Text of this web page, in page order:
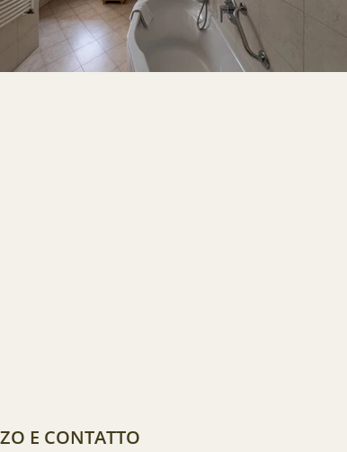
E CONTATTO